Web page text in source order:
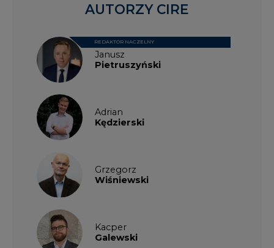
Janusz
Pietruszyński
REDAKTOR NACZELNY
Adrian
Kędzierski
Grzegorz
Wiśniewski
Kacper
Galewski
AUTORZY CIRE